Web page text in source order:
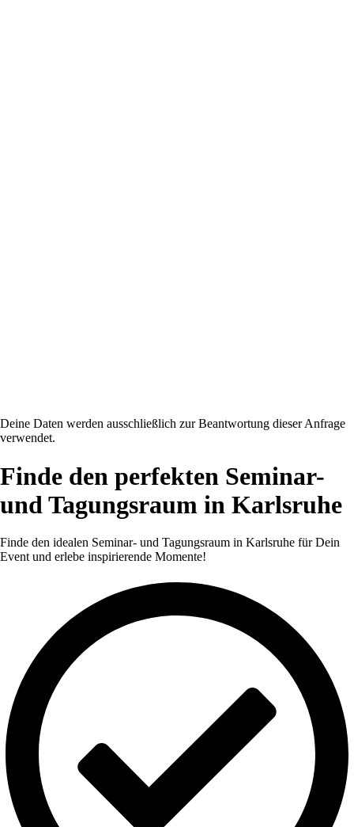
Deine Daten werden ausschließlich zur Beantwortung dieser Anfrage
verwendet.
Finde den perfekten Seminar-
und Tagungsraum in Karlsruhe
Finde den idealen Seminar- und Tagungsraum in Karlsruhe für Dein
Event und erlebe inspirierende Momente!